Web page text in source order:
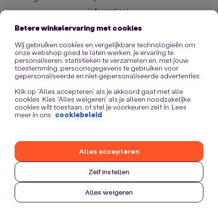
information).
Betere winkelervaring met cookies
Wij gebruiken cookies en vergelijkbare technologieën om
onze webshop goed te laten werken, je ervaring te
personaliseren, statistieken te verzamelen en, met jouw
toestemming, persoonsgegevens te gebruiken voor
gepersonaliseerde en niet-gepersonaliseerde advertenties.
Klik op “Alles accepteren” als je akkoord gaat met alle
cookies. Kies “Alles weigeren” als je alleen noodzakelijke
cookies wilt toestaan, of stel je voorkeuren zelf in. Lees
meer in ons cookiebeleid
Zelf instellen
Alles weigeren
Alles accepteren